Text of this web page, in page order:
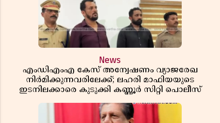
News
എംഡിഎംഎ കേസ് അന്വേഷണം വ്യാജരേഖ
നിർമിക്കുന്നവരിലേക്ക്; ലഹരി മാഫിയയുടെ
ഇടനിലക്കാരെ കുടുക്കി കണ്ണൂർ സിറ്റി പൊലീസ്